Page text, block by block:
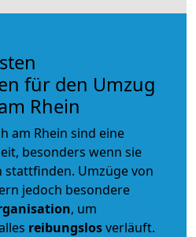
für den Umzug
Rhein
am Rhein sind eine
besonders wenn sie
stattfinden. Umzüge von
jedoch besondere
, um
reibungslosverläuft.